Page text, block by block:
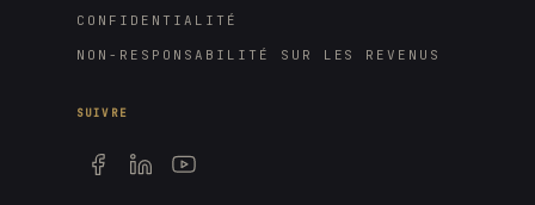
CONFIDENTIALITÉ
NON-RESPONSABILITÉ SUR LES REVENUS
SUIVRE